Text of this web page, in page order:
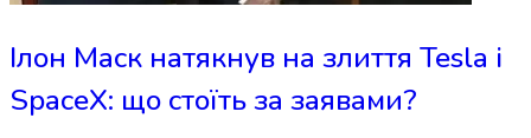
Ілон Маск натякнув на злиття Tesla і
SpaceX: що стоїть за заявами?